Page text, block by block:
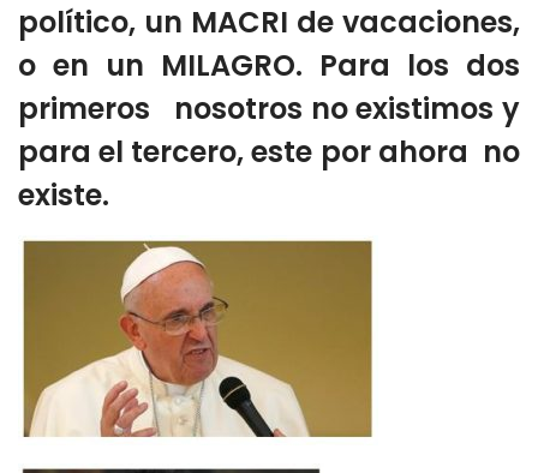
político, un MACRI de vacaciones,
o en un MILAGRO. Para los dos
primeros nosotros no existimos y
para el tercero, este por ahora no
existe.